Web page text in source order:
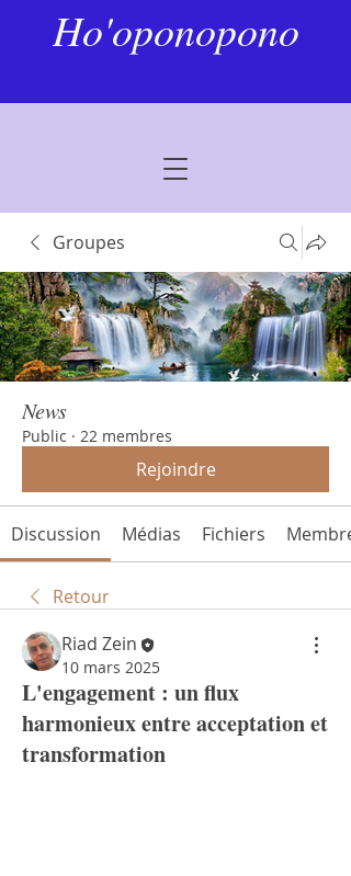
Ho'oponopono
Groupes
News
Public · 22 membres
Rejoindre
Discussion Médias Fichiers
Retour
Riad Zein
10 mars 2025
L'engagement : un flux
harmonieux entre acceptation et
transformation